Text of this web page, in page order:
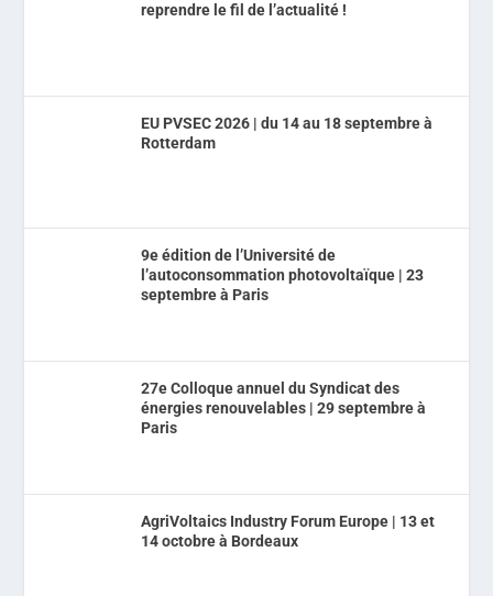
reprendre le fil de l’actualité !
EU PVSEC 2026 | du 14 au 18 septembre à
Rotterdam
9e édition de l’Université de
l’autoconsommation photovoltaïque | 23
septembre à Paris
27e Colloque annuel du Syndicat des
énergies renouvelables | 29 septembre à
Paris
AgriVoltaics Industry Forum Europe | 13 et
14 octobre à Bordeaux